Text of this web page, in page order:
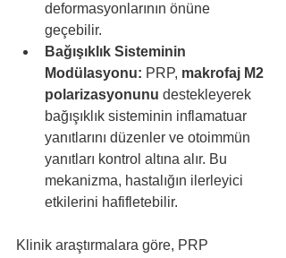
deformasyonlarının önüne
geçebilir.
Bağışıklık Sisteminin
Modülasyonu: PRP, makrofaj M2
polarizasyonunu destekleyerek
bağışıklık sisteminin inflamatuar
yanıtlarını düzenler ve otoimmün
yanıtları kontrol altına alır. Bu
mekanizma, hastalığın ilerleyici
etkilerini hafifletebilir.
Klinik araştırmalara göre, PRP